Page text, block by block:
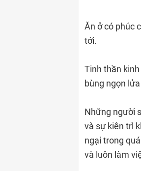
Ăn ở có phúc
tới.
Tinh thần
bùng ngọn
Những người
và sự kiên trì
ngại trong
và luôn làm